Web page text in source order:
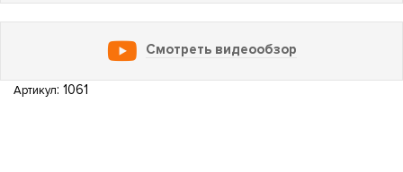
Смотреть видеообзор
Артикул: 1061